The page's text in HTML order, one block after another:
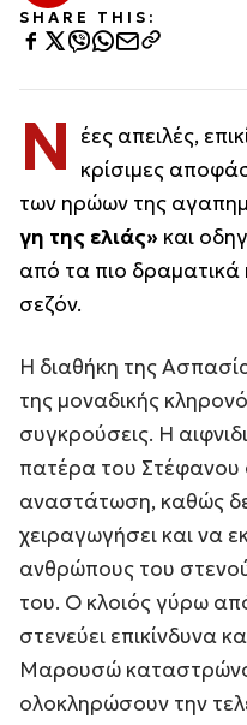
SHARE THIS:
Ν έες απειλές,
κρίσιμες
των ηρώων της
γη της ελιάς» και
από τα πιο δραματικά
σεζόν.
Η διαθήκη της
της μοναδικής
συγκρούσεις. Η
πατέρα του Στέφανου
αναστάτωση, καθώς
χειραγωγήσει και να
ανθρώπους του
του. Ο κλοιός γύρω
στενεύει επικίνδυνα
Μαρουσώ
ολοκληρώσουν την